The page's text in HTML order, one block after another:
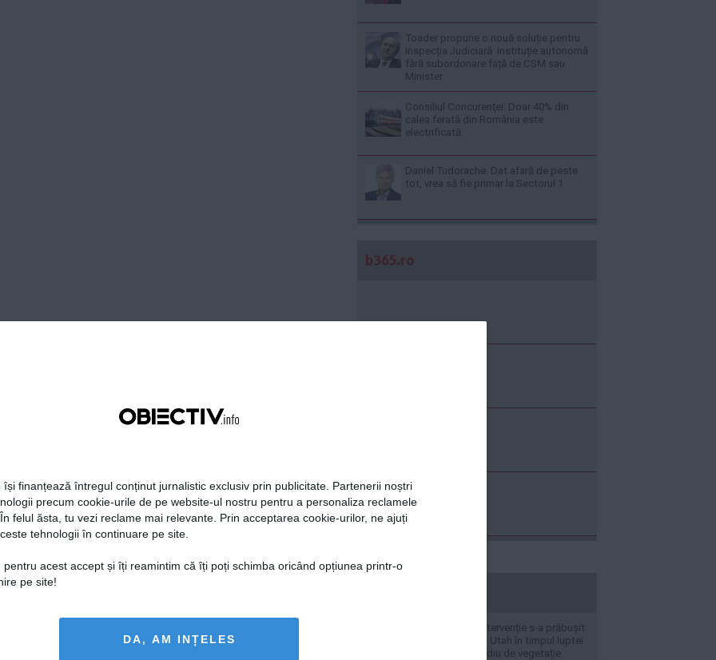
își finanțează întregul conținut jurnalistic exclusiv prin publicitate. Partenerii noștri
precum cookie-urile de pe website-ul nostru pentru a personaliza reclamele
felul ăsta, tu vezi reclame mai relevante. Prin acceptarea cookie-urilor, ne ajuți
tehnologii în continuare pe site.
pentru acest accept și îți reamintim că îți poți schimba oricând opțiunea printr-o
pe site!
DA, AM INȚELES
Toader propune o nouă soluție pentru
Inspecția Judiciară: instituție autonomă
fără subordonare față de CSM sau
Minister
Consiliul Concurenţei: Doar 40% din
calea ferată din România este
electrificată
Daniel Tudorache. Dat afară de peste
tot, vrea să fie primar la Sectorul 1
b365.ro
Un elicopter de intervenție s-a prăbușit
în statul american Utah în timpul luptei
cu un masiv incendiu de vegetație